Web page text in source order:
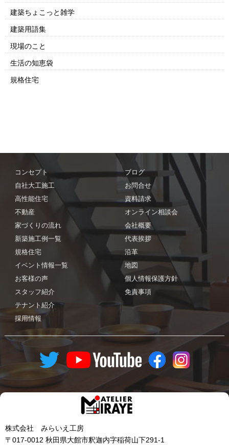
建築ちょこっと雑学
建築用語集
現場のこと
生活の知恵袋
規格住宅
コンセプト
自社大工施工
高性能住宅
不動産
家づくりの流れ
新築施工例一覧
規格住宅
イベント情報一覧
お客様の声
スタッフ紹介
テナント紹介
採用情報
ブログ
お問合せ
資料請求
オンライン相談会
会社概要
代表挨拶
沿革
地図
個人情報保護方針
免責事項
株式会社 みらいえ工房
〒017-0012 秋田県大館市釈迦内字稲荷山下291-1